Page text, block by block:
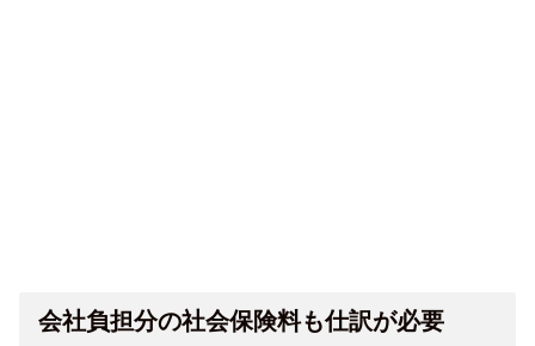
会社負担分の社会保険料も仕訳が必要